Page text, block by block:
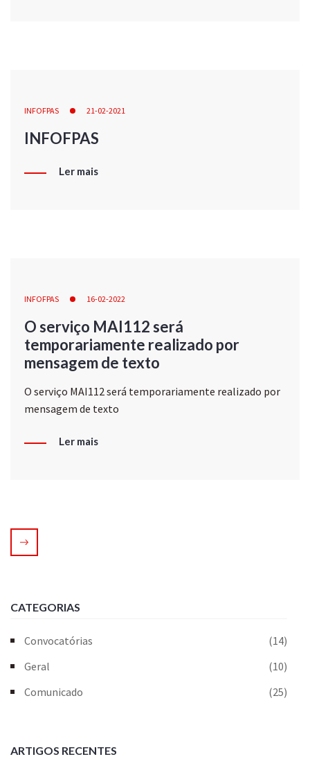
INFOFPAS 21-02-2021
INFOFPAS
Ler mais
INFOFPAS 16-02-2022
O serviço MAI112 será
temporariamente realizado por
mensagem de texto
O serviço MAI112 será temporariamente realizado por
mensagem de texto
Ler mais
CATEGORIAS
Convocatórias
(14)
Geral
(10)
Comunicado
(25)
ARTIGOS RECENTES